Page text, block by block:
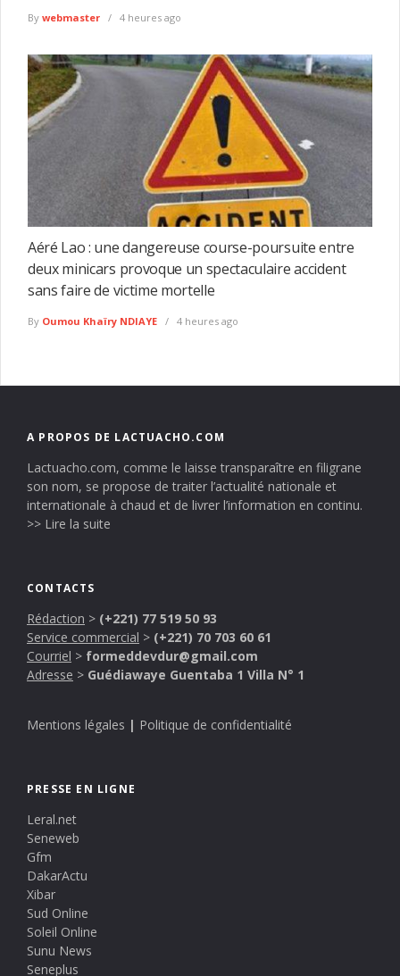
By webmaster 4 heures ago
Aéré Lao : une dangereuse course-poursuite entre
deux minicars provoque un spectaculaire accident
sans faire de victime mortelle
By Oumou Khaïry NDIAYE 4 heures ago
A PROPOS DE LACTUACHO.COM
Lactuacho.com, comme le laisse transparaître en filigrane
son nom, se propose de traiter l’actualité nationale et
internationale à chaud et de livrer l’information en continu.
>> Lire la suite
CONTACTS
Rédaction > (+221) 77 519 50 93
Service commercial > (+221) 70 703 60 61
Courriel > formeddevdur@gmail.com
Adresse > Guédiawaye Guentaba 1 Villa N° 1
Mentions légales | Politique de confidentialité
PRESSE EN LIGNE
Leral.net
Seneweb
Gfm
DakarActu
Xibar
Sud Online
Soleil Online
Sunu News
Seneplus